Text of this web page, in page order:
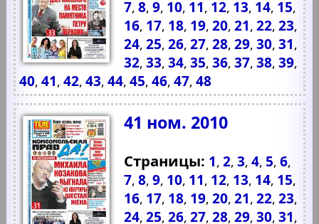
7,8,9, 10, 11, 12, 13, 14, 15,
16, 17, 18, 19,20,21,22,23,
24,25,26,27,28,29,30,31,
32,33,34,35,36,37,38,39,
40,41,42,43,44,45,46,47,48
41 ном. 2010
Страницы: 1,2,3,4, 5,6,
7,8,9, 10, 11, 12, 13, 14, 15,
16, 17, 18, 19,20,21,22,23,
24,25,26,27,28,29,30,31,